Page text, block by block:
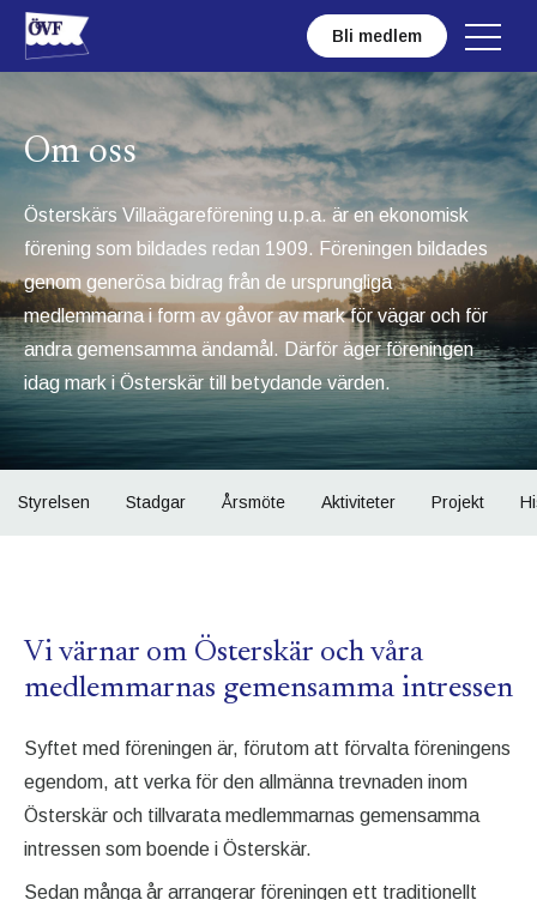
Bli medlem
Om oss
Österskärs Villaägareförening u.p.a. är en ekonomisk
förening som bildades redan 1909. Föreningen bildades
genom generösa bidrag från de ursprungliga
medlemmarna i form av gåvor av mark för vägar och för
andra gemensamma ändamål. Därför äger föreningen
idag mark i Österskär till betydande värden.
Styrelsen Stadgar Årsmöte Aktiviteter Projekt
Vi värnar om Österskär och våra
medlemmarnas gemensamma intressen
Syftet med föreningen är, förutom att förvalta föreningens
egendom, att verka för den allmänna trevnaden inom
Österskär och tillvarata medlemmarnas gemensamma
intressen som boende i Österskär.
Sedan många år arrangerar föreningen ett traditionellt